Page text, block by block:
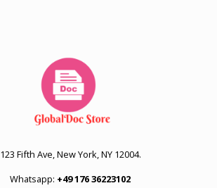
123 Fifth Ave, New York, NY 12004.
Whatsapp: +49 176 36223102